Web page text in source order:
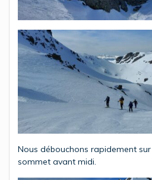
Nous débouchons rapidement
sommet avant midi.